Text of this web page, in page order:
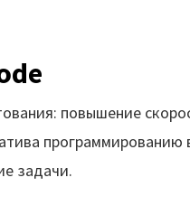
повышение
задачи.